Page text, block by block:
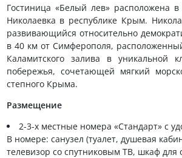
Гостиница «Белый лев» расположена в
Николаевка в республике Крым.
развивающийся относительно
в 40 км от Симферополя,
Каламитского залива в уникальной
побережья, сочетающей мягкий
степного Крыма.
Размещение
2-3-х местные номера «Стандарт» с
В номере: санузел (туалет, душевая
телевизор со спутниковым ТВ, шкаф для